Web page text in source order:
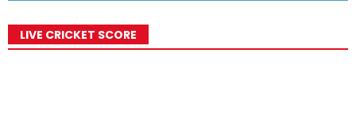
LIVE CRICKET SCORE